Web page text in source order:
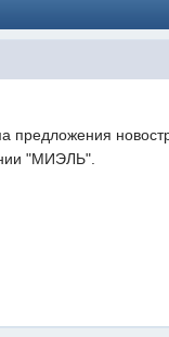
"МИЭЛЬ".